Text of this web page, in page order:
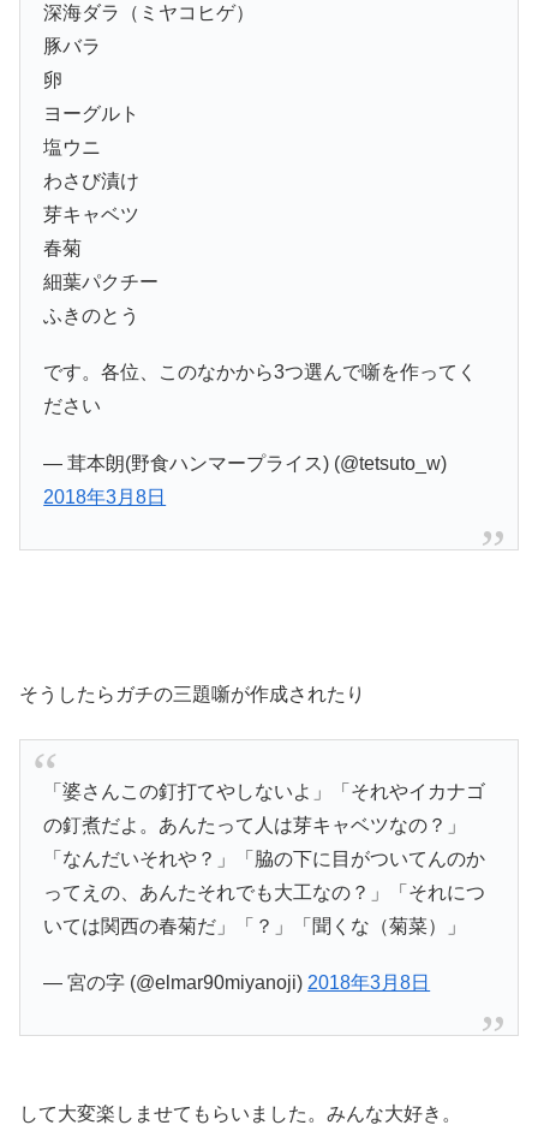
深海ダラ（ミヤコヒゲ）
豚バラ
卵
ヨーグルト
塩ウニ
わさび漬け
芽キャベツ
春菊
細葉パクチー
ふきのとう
です。各位、このなかから3つ選んで噺を作ってく
ださい
— 茸本朗(野食ハンマープライス) (@tetsuto_w)
2018年3月8日
そうしたらガチの三題噺が作成されたり
「婆さんこの釘打てやしないよ」「それやイカナゴ
の釘煮だよ。あんたって人は芽キャベツなの？」
「なんだいそれや？」「脇の下に目がついてんのか
ってえの、あんたそれでも大工なの？」「それにつ
いては関西の春菊だ」「？」「聞くな（菊菜）」
— 宮の字 (@elmar90miyanoji) 2018年3月8日
して大変楽しませてもらいました。みんな大好き。